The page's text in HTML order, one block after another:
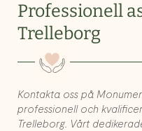
Professionell
Trelleborg
Kontakta oss på
professionell och
Trelleborg. Vårt